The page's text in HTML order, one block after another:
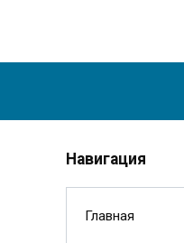
Навигация
Главная